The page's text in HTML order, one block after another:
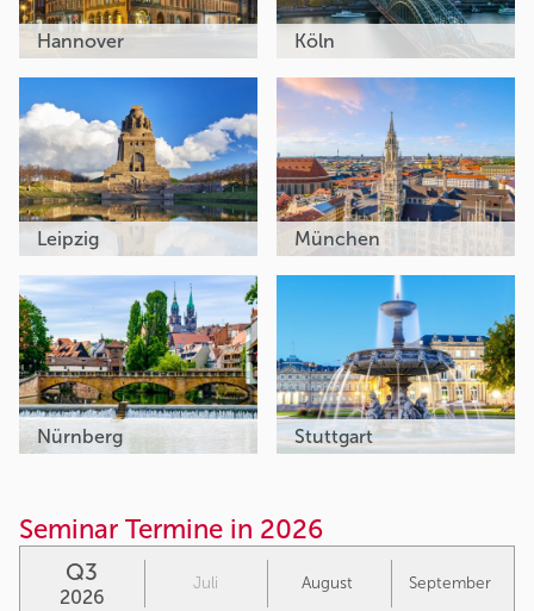
Hannover Köln
Leipzig München
Nürnberg Stuttgart
Seminar Termine in 2026
Q3
2026
Juli August September